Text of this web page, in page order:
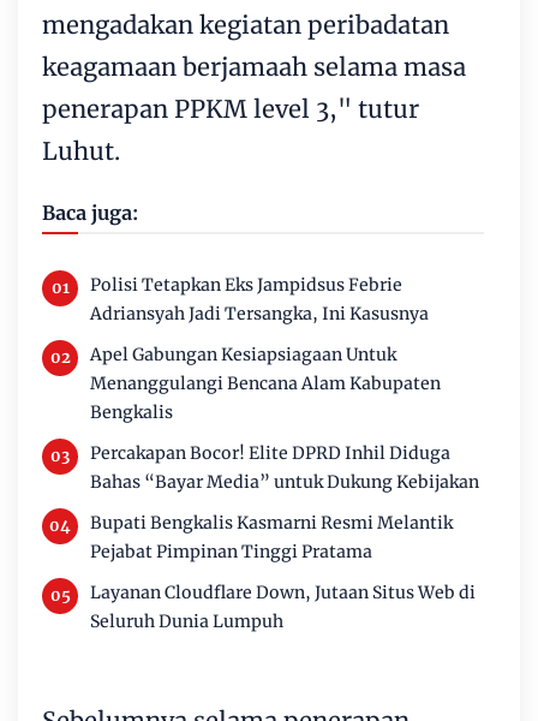
mengadakan kegiatan peribadatan
keagamaan berjamaah selama masa
penerapan PPKM level 3," tutur
Luhut.
Baca juga:
Polisi Tetapkan Eks Jampidsus Febrie
Adriansyah Jadi Tersangka, Ini Kasusnya
Apel Gabungan Kesiapsiagaan Untuk
Menanggulangi Bencana Alam Kabupaten
Bengkalis
Percakapan Bocor! Elite DPRD Inhil Diduga
Bahas “Bayar Media” untuk Dukung Kebijakan
Bupati Bengkalis Kasmarni Resmi Melantik
Pejabat Pimpinan Tinggi Pratama
Layanan Cloudflare Down, Jutaan Situs Web di
Seluruh Dunia Lumpuh